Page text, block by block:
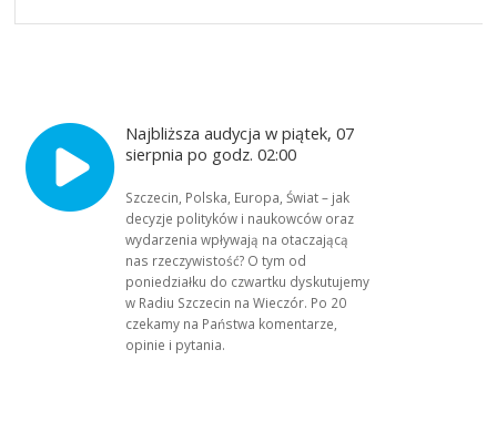
Najbliższa audycja w piątek, 07
sierpnia po godz. 02:00
Szczecin, Polska, Europa, Świat – jak
decyzje polityków i naukowców oraz
wydarzenia wpływają na otaczającą
nas rzeczywistość? O tym od
poniedziałku do czwartku dyskutujemy
w Radiu Szczecin na Wieczór. Po 20
czekamy na Państwa komentarze,
opinie i pytania.